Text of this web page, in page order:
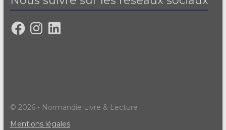
© 2026 - Normandie Livre & Lecture
Mentions légales